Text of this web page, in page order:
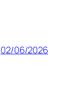
02/06/2026